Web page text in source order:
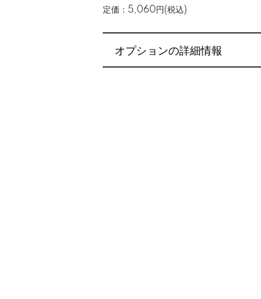
定価：5,060円(税込)
オプションの詳細情報